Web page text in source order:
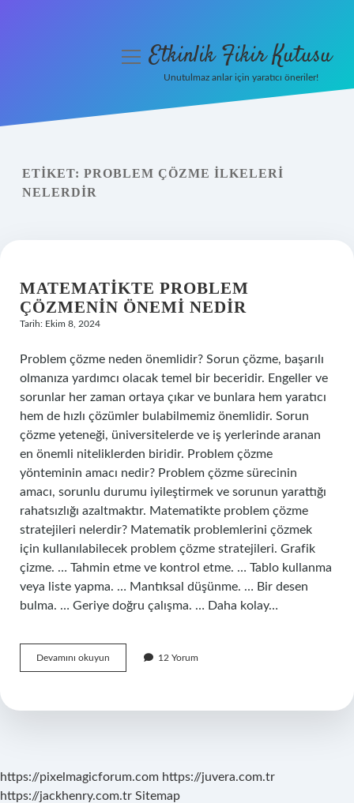
Yasal Uyarı
menüyüEtkinlik Fikir Kutusu
Unutulmaz anlar için yaratıcı öneriler!
ETIKET: PROBLEM ÇÖZME ILKELERI
NELERDIR
MATEMATIKTE PROBLEM
ÇÖZMENIN ÖNEMI NEDIR
Tarih: Ekim 8, 2024
Problem çözme neden önemlidir? Sorun çözme, başarılı
olmanıza yardımcı olacak temel bir beceridir. Engeller ve
sorunlar her zaman ortaya çıkar ve bunlara hem yaratıcı
hem de hızlı çözümler bulabilmemiz önemlidir. Sorun
çözme yeteneği, üniversitelerde ve iş yerlerinde aranan
en önemli niteliklerden biridir. Problem çözme
yönteminin amacı nedir? Problem çözme sürecinin
amacı, sorunlu durumu iyileştirmek ve sorunun yarattığı
rahatsızlığı azaltmaktır. Matematikte problem çözme
stratejileri nelerdir? Matematik problemlerini çözmek
için kullanılabilecek problem çözme stratejileri. Grafik
çizme. … Tahmin etme ve kontrol etme. … Tablo kullanma
veya liste yapma. … Mantıksal düşünme. … Bir desen
bulma. … Geriye doğru çalışma. … Daha kolay…
Devamını okuyun Matematikte
Problem
Nedir
12 Yorum
https://pixelmagicforum.com https://juvera.com.tr
https://jackhenry.com.tr Sitemap